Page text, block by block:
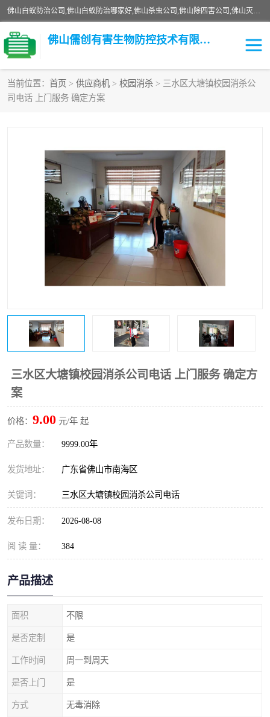
佛山白蚁防治公司,佛山白蚁防治哪家好,佛山杀虫公司,佛山除四害公司,佛山灭白蚁公司,佛山白蚁防治佛山儒创有害生物防治有限公司是一家佛山杀虫公司、佛山除四害公司、佛山灭白蚁公司、佛山白蚁防治公司，让您远离虫害困扰。要问佛山白蚁防治哪家好？佛山儒创有害生物防治有限公司全佛山、广州，正规公司，上门勘查，可靠，售后有保障。
佛山儒创有害生物防控技术有限公司
当前位置： 首页 > 供应商机 > 校园消杀 > 三水区大塘镇校园消杀公
司电话 上门服务 确定方案
三水区大塘镇校园消杀公司电话 上门服务 确定方
案
价格： 9.00 元/年 起
产品数量： 9999.00年
发货地址： 广东省佛山市南海区
关键词： 三水区大塘镇校园消杀公司电话
发布日期： 2026-08-08
阅 读 量： 384
产品描述
面积 不限
是否定制 是
工作时间 周一到周天
是否上门 是
方式 无毒消除
白蚁消杀
除四害 食堂消杀
校园消杀 园区消杀
害虫防治